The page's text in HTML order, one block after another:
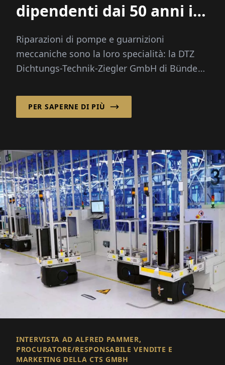
dipendenti dai 50 anni in
Riparazioni di pompe e guarnizioni
meccaniche sono la loro specialità: la DTZ
Dichtungs-Technik-Ziegler GmbH di Bünde
PER SAPERNE DI PIÙ
INTERVISTA AD ALFRED PAMMER,
PROCURATORE/RESPONSABILE VENDITE E
MARKETING DELLA CTS GMBH